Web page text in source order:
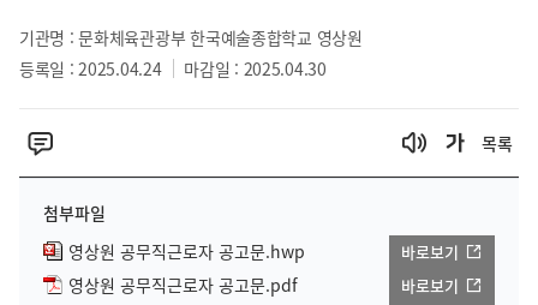
기관명 : 문화체육관광부 한국예술종합학교 영상원
등록일 : 2025.04.24
마감일 : 2025.04.30
목록
첨부파일
영상원 공무직근로자 공고문.hwp
바로보기
영상원 공무직근로자 공고문.pdf 바로보기